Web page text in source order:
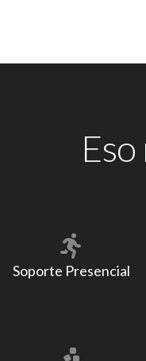
Soporte Presencial